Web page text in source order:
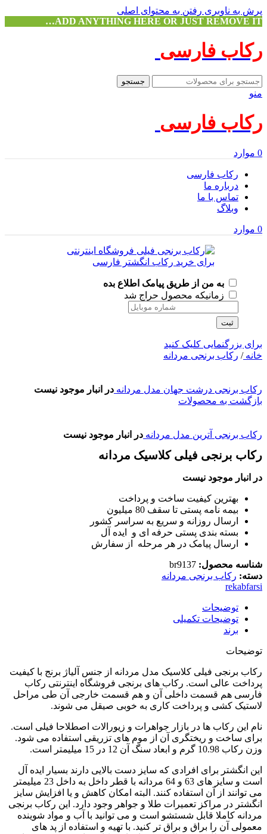
پرش به ناوبری رفتن به محتوای اصلی
ADD ANYTHING HERE OR JUST REMOVE IT…
رکاب فارسی
جستجو
منو
رکاب فارسی
0 موارد
رکاب فارسی
درباره ما
تماس با ما
وبلاگ
0 موارد
به من از طریق پیامک اطلاع بده
زمانیکه محصول حراج شد
ثبت
برای بزرگنمایی کلیک کنید
خانه/ رکاب برنجی مردانه
رکاب برنجی درشت جهان مدل مردانه در انبار موجود نیست
بازگشت به محصولات
رکاب برنجی آترین مدل مردانه در انبار موجود نیست
رکاب برنجی فیلی کلاسیک مردانه
در انبار موجود نیست
بهترین کیفیت ساخت و پرداخت
بیمه نامه پستی تا سقف 80 میلیون
ارسال روزانه و سریع به سراسر کشور
بسته بندی پستی حرفه ای و ایده آل
ارسال پیامک در هر مرحله از سفارش
شناسه محصول: br9137
دسته: رکاب برنجی مردانه
rekabfarsi
توضیحات
توضیحات تکمیلی
برند
توضیحات
رکاب برنجی فیلی کلاسیک مدل مردانه از جنس آلیاژ برنج با کیفیت
پرداخت عالی است. رکاب های برنجی فروشگاه اینترنتی رکاب
فارسی هم قسمت داخلی آن و هم قسمت خارجی آن طی مراحل
لاستیک کشی و پرداخت کاری به خوبی صیقل می شوند.
نام این رکاب ها در بازار جواهرات و زیورالات اصطلاحا فیلی است.
برای ساخت و ریختگری آن از موم های تزریقی استفاده می شود.
وزن رکاب 10.98 گرم و ابعاد سنگ آن 12 در 15 میلیمتر است.
این انگشتر برای افرادی که سایز دست بالایی دارند بسیار ایده آل
است و سایز های 63 و 64 مردانه با قطر داخل به داخل 23 میلیمتر
می توانند از آن استفاده کنند. البته امکان کاهش و یا افزایش سایز
انگشتر در مراکز تعمیرات طلا و جواهر وجود دارد. این رکاب برنجی
مردانه کاملا قابل شستشو است و می توانید با آب و مواد شوینده
معمولی آن را براق و براق تر کنید. با تهیه و استفاده از پد های